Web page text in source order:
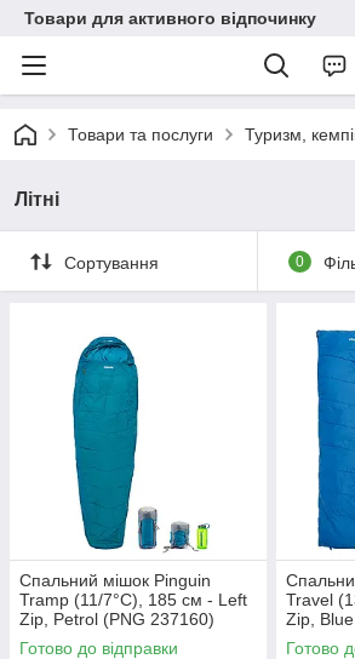
Товари для активного відпочинку
Товари та послуги Туризм,
Літні
Сортування 0
Спальний мішок Pinguin
Tramp (11/7°C), 185 см - Left
Zip, Petrol (PNG 237160)
2020 MK official
Готово до відправки
Travel
Zip,
MK official
Готово